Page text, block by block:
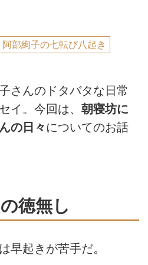
阿部絢子の七転び八起き
さんのドタバタな日常
イ。今回は、 朝寝坊に
の日々 についてのお話
徳無し
早起きが苦手だ。